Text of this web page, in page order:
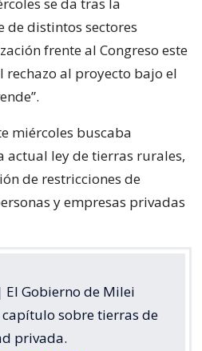
se da tras la
de distintos sectores
frente al Congreso este
rechazo al proyecto bajo el
miércoles buscaba
actual ley de tierras rurales,
de restricciones de
y empresas privadas
El Gobierno de Milei
sobre tierras de
privada.